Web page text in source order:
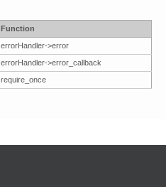
Function
errorHandler->error
errorHandler->error_callback
require_once